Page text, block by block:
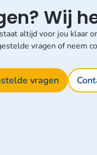
Wij
altijd voor jou klaar
vragen of neem
vragen